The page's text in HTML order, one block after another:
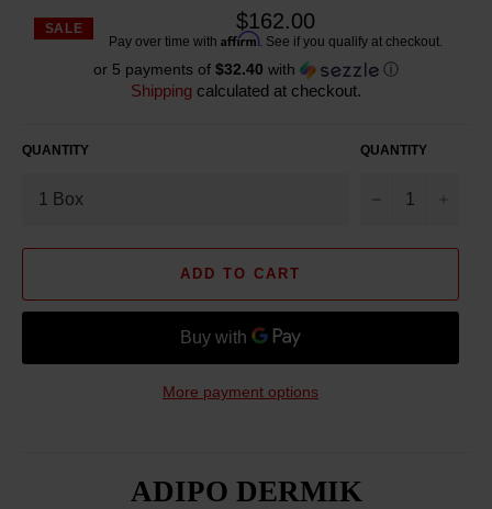
SALE $162.00
Pay over time withAffirm . See if you qualify at checkout.
or 5 payments of $32.40 with ⓘ
Shipping calculated at checkout.
QUANTITY QUANTITY
ADD TO CART
More payment options
ADIPO DERMIK